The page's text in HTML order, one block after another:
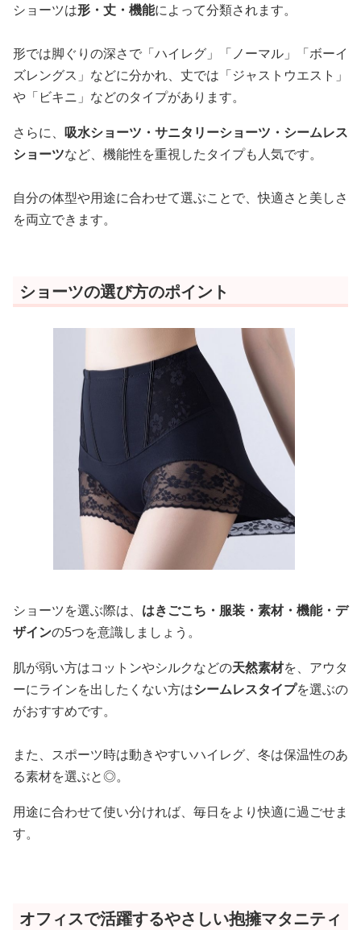
ショーツは形・丈・機能によって分類されます。
形では脚ぐりの深さで「ハイレグ」「ノーマル」「ボーイ
ズレングス」などに分かれ、丈では「ジャストウエスト」
や「ビキニ」などのタイプがあります。
さらに、 吸水ショーツ・サニタリーショーツ・シームレス
ショーツなど、機能性を重視したタイプも人気です。
自分の体型や用途に合わせて選ぶことで、快適さと美しさ
を両立できます。
ショーツの選び方のポイント
ショーツを選ぶ際は、 はきごこち・服装・素材・機能・デ
ザインの5つを意識しましょう。
肌が弱い方はコットンやシルクなどの天然素材を、アウタ
ーにラインを出したくない方はシームレスタイプを選ぶの
がおすすめです。
また、スポーツ時は動きやすいハイレグ、冬は保温性のあ
る素材を選ぶと◎。
用途に合わせて使い分ければ、毎日をより快適に過ごせま
す。
オフィスで活躍するやさしい抱擁マタニティ